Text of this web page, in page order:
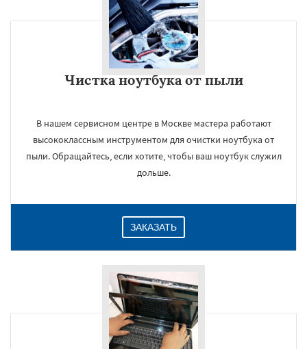
Чистка ноутбука от пыли
В нашем сервисном центре в Москве мастера работают
высококлассным инструментом для очистки ноутбука от
пыли. Обращайтесь, если хотите, чтобы ваш ноутбук служил
дольше.
ЗАКАЗАТЬ